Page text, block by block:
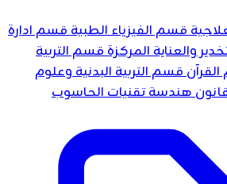
قسم الفيزياء الطبيةقسم ادارة
والعناية المركزةقسم التربية
القرآنقسم التربية البدنية وعلوم
هندسة تقنيات الحاسوب